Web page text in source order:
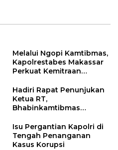
Melalui Ngopi Kamtibmas,
Kapolrestabes Makassar
Perkuat Kemitraan
Hadiri Rapat Penunjukan
Ketua RT,
Bhabinkamtibmas
Pentingnya Sinergi
dengan Warga
Isu Pergantian Kapolri di
Tengah Penanganan
Kasus Korupsi